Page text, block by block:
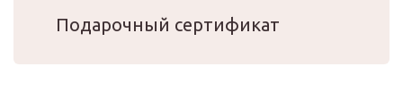
Подарочный сертификат